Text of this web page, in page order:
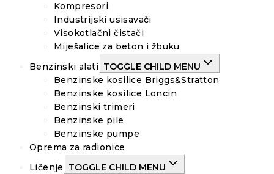
Kompresori
Industrijski usisavači
Visokotlačni čistači
Miješalice za beton i žbuku
Benzinski alati TOGGLE CHILD MENU
Benzinske kosilice Briggs&Stratton
Benzinske kosilice Loncin
Benzinski trimeri
Benzinske pile
Benzinske pumpe
Oprema za radionice
Ličenje
TOGGLE CHILD MENU